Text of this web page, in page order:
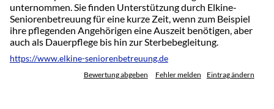
unternommen. Sie finden Unterstützung durch Elkine-
Seniorenbetreuung für eine kurze Zeit, wenn zum Beispiel
ihre pflegenden Angehörigen eine Auszeit benötigen, aber
auch als Dauerpflege bis hin zur Sterbebegleitung.
https://www.elkine-seniorenbetreuung.de
Bewertung abgeben Fehler melden Eintrag ändern